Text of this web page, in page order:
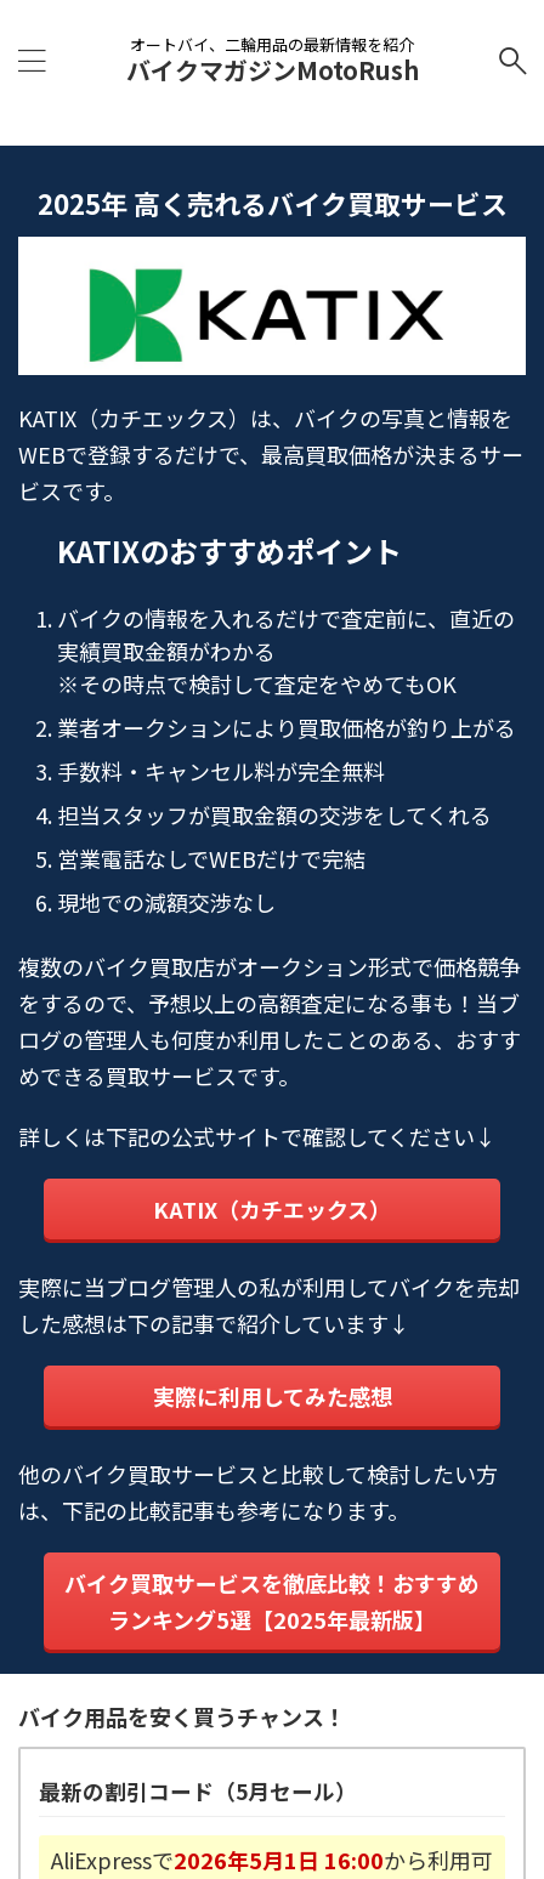
オートバイ、二輪用品の最新情報を紹介
バイクマガジンMotoRush
2025年 高く売れるバイク買取サービス
KATIX（カチエックス）は、バイクの写真と情報を
WEBで登録するだけで、最高買取価格が決まるサー
ビスです。
KATIXのおすすめポイント
バイクの情報を入れるだけで査定前に、直近の
実績買取金額がわかる
※その時点で検討して査定をやめてもOK
業者オークションにより買取価格が釣り上がる
手数料・キャンセル料が完全無料
担当スタッフが買取金額の交渉をしてくれる
営業電話なしでWEBだけで完結
現地での減額交渉なし
複数のバイク買取店がオークション形式で価格競争
をするので、予想以上の高額査定になる事も！当ブ
ログの管理人も何度か利用したことのある、おすす
めできる買取サービスです。
詳しくは下記の公式サイトで確認してください↓
KATIX（カチエックス）
実際に当ブログ管理人の私が利用してバイクを売却
した感想は下の記事で紹介しています↓
実際に利用してみた感想
他のバイク買取サービスと比較して検討したい方
は、下記の比較記事も参考になります。
バイク買取サービスを徹底比較！おすすめ
ランキング5選【2025年最新版】
バイク用品を安く買うチャンス！
最新の割引コード（5月セール）
AliExpressで2026年5月1日 16:00から利用可